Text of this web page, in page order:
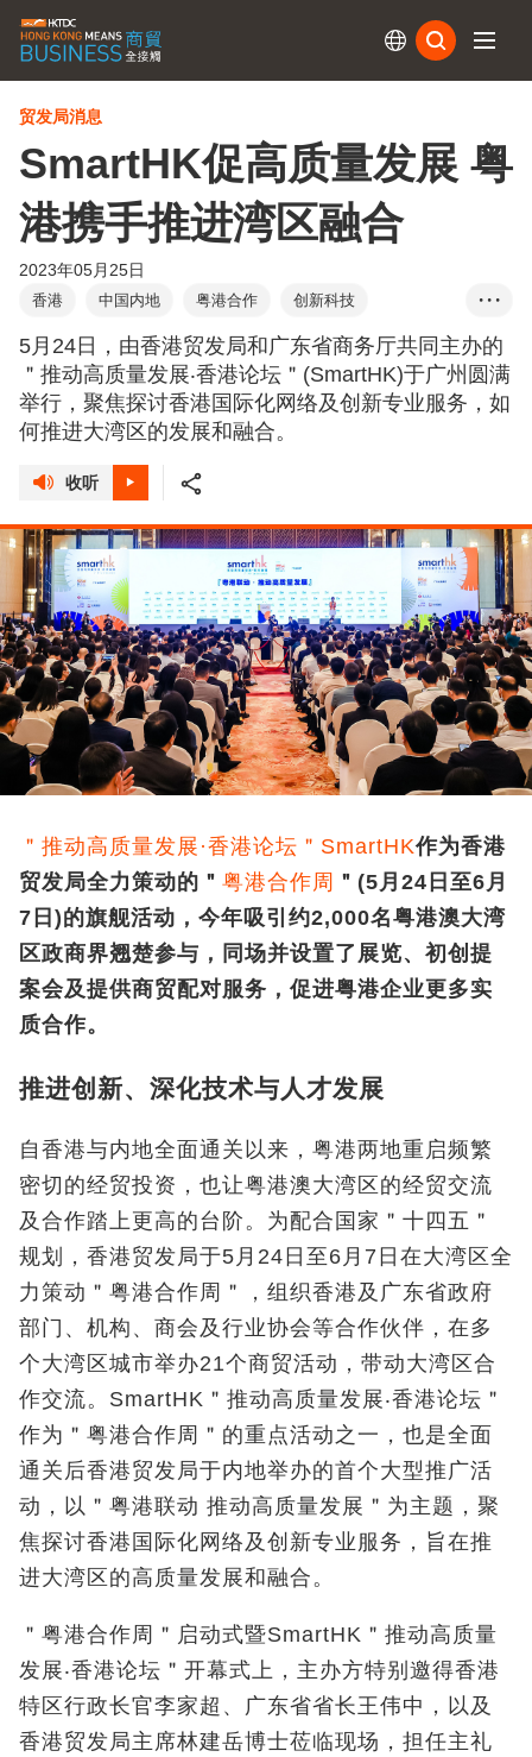
贸发局消息
SmartHK促高质量发展 粤
港携手推进湾区融合
2023年05月25日
香港 中国内地 粤港合作
创新科技
产学研合作
李家超 林建岳
港‧潮流购物节
Chic Hong Kong
• • •
5月24日，由香港贸发局和广东省商务厅共同主办的
＂推动高质量发展‧香港论坛＂(SmartHK)于广州圆满
举行，聚焦探讨香港国际化网络及创新专业服务，如
何推进大湾区的发展和融合。
收听
＂推动高质量发展·香港论坛＂SmartHK作为香港
贸发局全力策动的＂ 粤港合作周 ＂(5月24日至6月
7日)的旗舰活动，今年吸引约2,000名粤港澳大湾
区政商界翘楚参与，同场并设置了展览、初创提
案会及提供商贸配对服务，促进粤港企业更多实
质合作。
推进创新、深化技术与人才发展
自香港与内地全面通关以来，粤港两地重启频繁
密切的经贸投资，也让粤港澳大湾区的经贸交流
及合作踏上更高的台阶。为配合国家＂十四五＂
规划，香港贸发局于5月24日至6月7日在大湾区全
力策动＂粤港合作周＂，组织香港及广东省政府
部门、机构、商会及行业协会等合作伙伴，在多
个大湾区城市举办21个商贸活动，带动大湾区合
作交流。SmartHK＂推动高质量发展‧香港论坛＂
作为＂粤港合作周＂的重点活动之一，也是全面
通关后香港贸发局于内地举办的首个大型推广活
动，以＂粤港联动 推动高质量发展＂为主题，聚
焦探讨香港国际化网络及创新专业服务，旨在推
进大湾区的高质量发展和融合。
＂粤港合作周＂启动式暨SmartHK＂推动高质量
发展‧香港论坛＂开幕式上，主办方特别邀得香港
特区行政长官李家超、广东省省长王伟中，以及
香港贸发局主席林建岳博士莅临现场，担任主礼